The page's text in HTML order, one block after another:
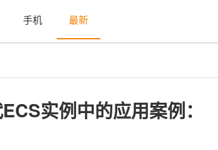
手机 最新
实例中的应用案例：